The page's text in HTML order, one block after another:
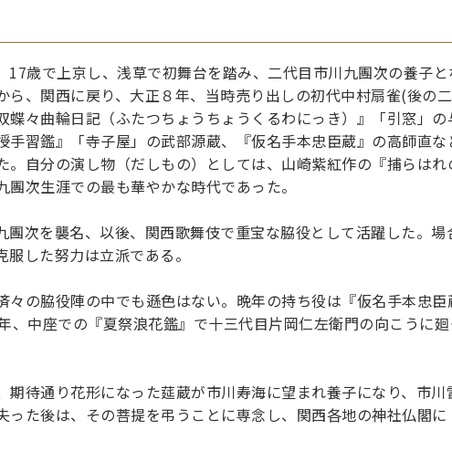
歳で上京し、浅草で初舞台を踏み、二代目市川九團次の養子
、関西に戻り、大正８年、当時売り出しの初代中村扇雀(後の
々曲輪日記（ふたつちょうちょうくるわにっき）』「引窓」
習鑑』「寺子屋」の武部源蔵、『仮名手本忠臣蔵』の高師直な
自分の演し物（だしもの）としては、山崎紫紅作の『捕らは
次生涯での最も華やかな時代であった。
次を襲名、以後、関西歌舞伎で重宝な脇役として活躍した。場
した努力は立派である。
の脇役陣の中でも遜色はない。晩年の持ち役は『仮名手本忠
中座での『夏祭浪花鑑』で十三代目片岡仁左衛門の向こうに
待通り花形になった莚蔵が市川寿海に望まれ養子になり、市川
た後は、その菩提を弔うことに専念し、関西各地の神社仏閣に